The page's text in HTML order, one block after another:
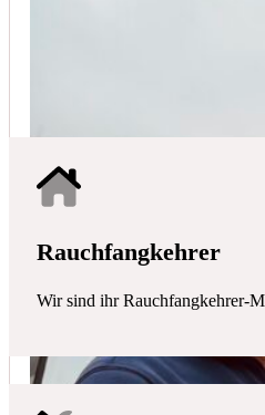
Rauchfangkehrer
Wir sind ihr Rauchfangkehrer-